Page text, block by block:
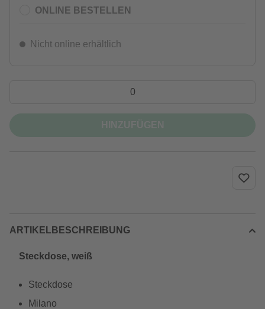
ONLINE BESTELLEN
Nicht online erhältlich
ARTIKELBESCHREIBUNG
Steckdose, weiß
Steckdose
Milano